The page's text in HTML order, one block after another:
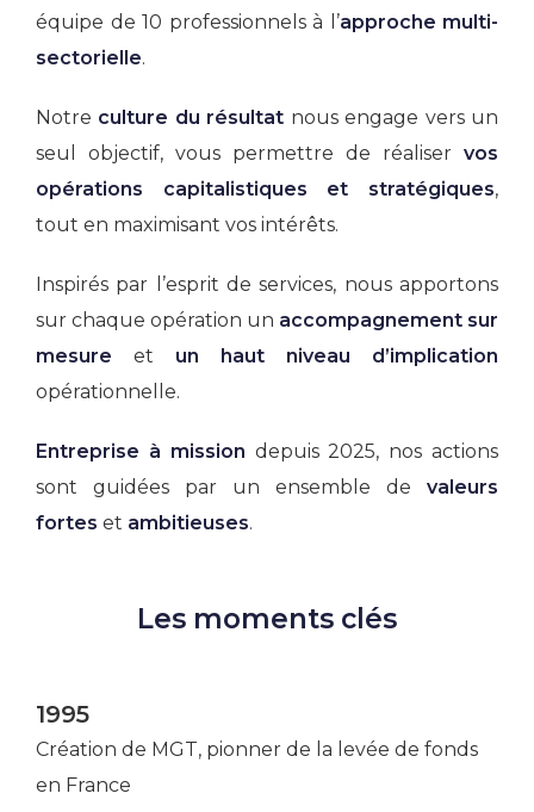
équipe de 10 professionnels à l’approche multi-
sectorielle.
Notre culture du résultat nous engage vers un
seul objectif, vous permettre de réaliser vos
opérations capitalistiques et stratégiques,
tout en maximisant vos intérêts.
Inspirés par l’esprit de services, nous apportons
sur chaque opération un accompagnement sur
mesure et un haut niveau d’implication
opérationnelle.
Entreprise à mission depuis 2025, nos actions
sont guidées par un ensemble de valeurs
fortes et ambitieuses.
Les moments clés
1995
Création de MGT, pionner de la levée de fonds
en France